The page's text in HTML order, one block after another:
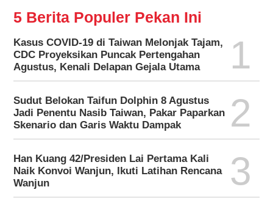
5 Berita Populer Pekan Ini
Kasus COVID-19 di Taiwan Melonjak Tajam,
CDC Proyeksikan Puncak Pertengahan
Agustus, Kenali Delapan Gejala Utama
1
Sudut Belokan Taifun Dolphin 8 Agustus
Jadi Penentu Nasib Taiwan, Pakar Paparkan
Skenario dan Garis Waktu Dampak
2
Han Kuang 42/Presiden Lai Pertama Kali
Naik Konvoi Wanjun, Ikuti Latihan Rencana
Wanjun
3